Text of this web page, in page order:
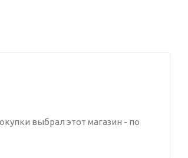
выбрал этот магазин - по